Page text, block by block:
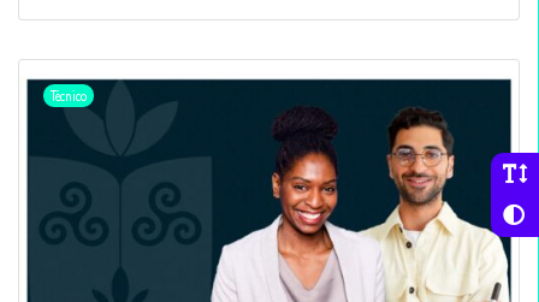
Técnico